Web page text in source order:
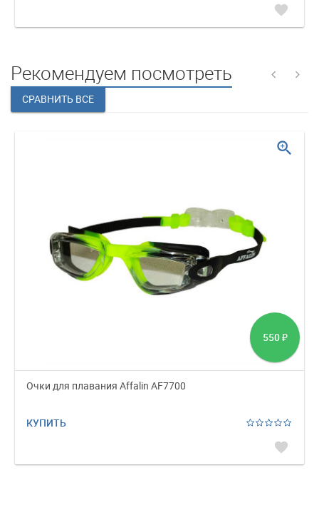
favorite
Рекомендуем посмотреть
550 ₽
Очки для плавания Affalin AF7700
КУПИТЬ
favorite
zoom_in